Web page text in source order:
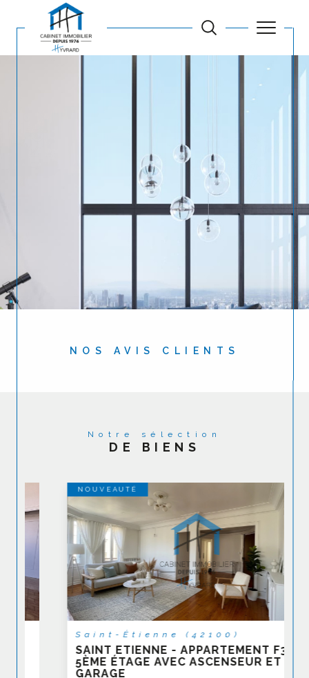
NOS AVIS CLIENTS
Notre sélection
DE BIENS
NOUVEAUTÉ
Saint-Étienne (42100)
SAINT ETIENNE - APPARTEMENT F3 AU
5ÈME ÉTAGE AVEC ASCENSEUR ET
GARAGE